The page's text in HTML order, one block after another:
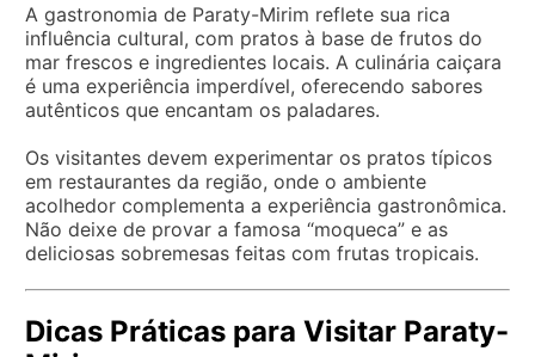
A gastronomia de Paraty-Mirim reflete sua rica
influência cultural, com pratos à base de frutos do
mar frescos e ingredientes locais. A culinária caiçara
é uma experiência imperdível, oferecendo sabores
autênticos que encantam os paladares.
Os visitantes devem experimentar os pratos típicos
em restaurantes da região, onde o ambiente
acolhedor complementa a experiência gastronômica.
Não deixe de provar a famosa “moqueca” e as
deliciosas sobremesas feitas com frutas tropicais.
Dicas Práticas para Visitar Paraty-